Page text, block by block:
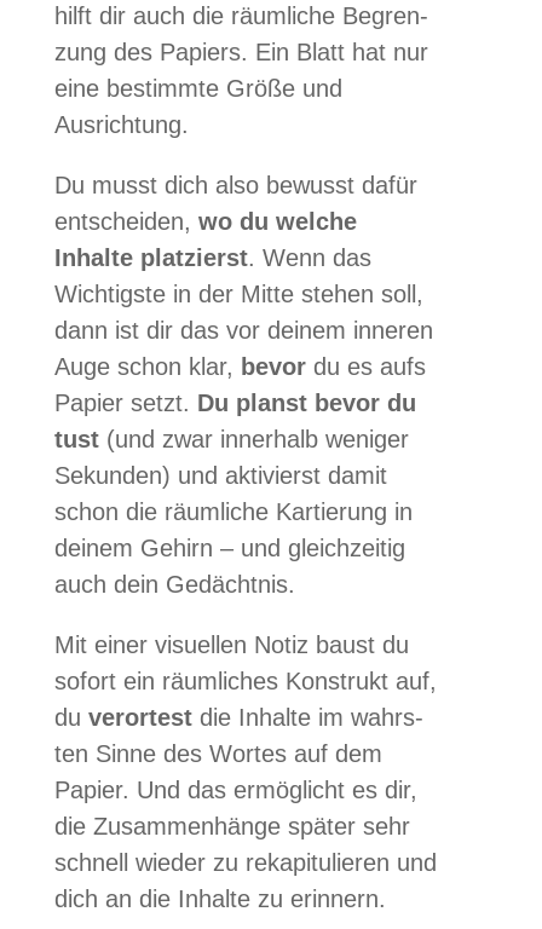
hilft dir auch die räum­li­che Begren­
zung des Papiers. Ein Blatt hat nur
eine bestimmte Größe und
Ausrichtung.
Du musst dich also bewusst dafür
ent­schei­den, wo du wel­che
Inhalte plat­zierst. Wenn das
Wich­tigste in der Mitte ste­hen soll,
dann ist dir das vor dei­nem inne­ren
Auge schon klar, bevordu es aufs
Papier setzt. Du planst bevor du
tust(und zwar inner­halb weni­ger
Sekun­den) und akti­vierst damit
schon die räum­li­che Kar­tie­rung in
dei­nem Gehirn – und gleich­zei­tig
auch dein Gedächtnis.
Mit einer visu­el­len Notiz baust du
sofort ein räum­li­ches Kon­strukt auf,
du ver­or­testdie Inhalte im wahrs­
ten Sinne des Wor­tes auf dem
Papier. Und das ermög­licht es dir,
die Zusam­men­hänge spä­ter sehr
schnell wie­der zu reka­pi­tu­lie­ren und
dich an die Inhalte zu erinnern.